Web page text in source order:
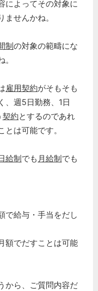
によってその対象に
せんかね。
制の対象の範疇にな
雇用契約がそもそも
、週5日勤務、1日
契約とするのであれ
とは可能です。
給制でも 月給制でも
で給与・手当をだし
額でだすことは可能
から、ご質問内容だ